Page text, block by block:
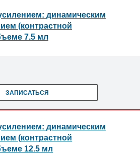
динамическим
(контрастной
7.5 мл
ЗАПИСАТЬСЯ
динамическим
(контрастной
12.5 мл